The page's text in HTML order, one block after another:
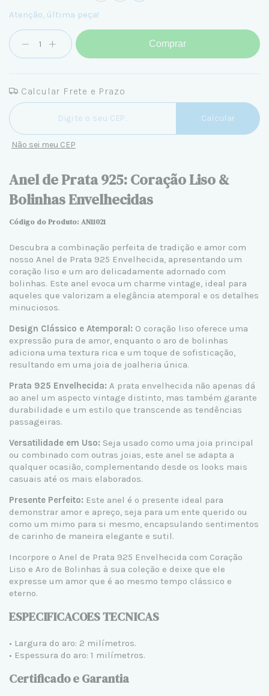
Atenção, última peça!
Comprar
Calcular Frete e Prazo
Entregas para o CEP:
Calcular
Não sei meu CEP
Anel de Prata 925: Coração Liso &
Bolinhas Envelhecidas
Código do Produto: AN11021
Descubra a combinação perfeita de tradição e amor com
nosso Anel de Prata 925 Envelhecida, apresentando um
coração liso e um aro delicadamente adornado com
bolinhas. Este anel evoca um charme vintage, ideal para
aqueles que valorizam a elegância atemporal e os detalhes
minuciosos.
Design Clássico e Atemporal: O coração liso oferece uma
expressão pura de amor, enquanto o aro de bolinhas
adiciona uma textura rica e um toque de sofisticação,
resultando em uma joia de joalheria única.
Prata 925 Envelhecida: A prata envelhecida não apenas dá
ao anel um aspecto vintage distinto, mas também garante
durabilidade e um estilo que transcende as tendências
passageiras.
Versatilidade em Uso: Seja usado como uma joia principal
ou combinado com outras joias, este anel se adapta a
qualquer ocasião, complementando desde os looks mais
casuais até os mais elaborados.
Presente Perfeito: Este anel é o presente ideal para
demonstrar amor e apreço, seja para um ente querido ou
como um mimo para si mesmo, encapsulando sentimentos
de carinho de maneira elegante e sutil.
Incorpore o Anel de Prata 925 Envelhecida com Coração
Liso e Aro de Bolinhas à sua coleção e deixe que ele
expresse um amor que é ao mesmo tempo clássico e
eterno.
ESPECIFICACOES TECNICAS
• Largura do aro: 2 milímetros.
• Espessura do aro: 1 milímetros.
Certificado e Garantia